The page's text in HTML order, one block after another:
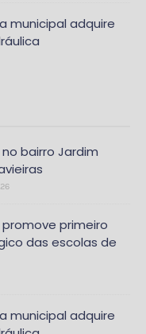
municipal adquire
bairro Jardim
primeiro
das escolas de
municipal adquire